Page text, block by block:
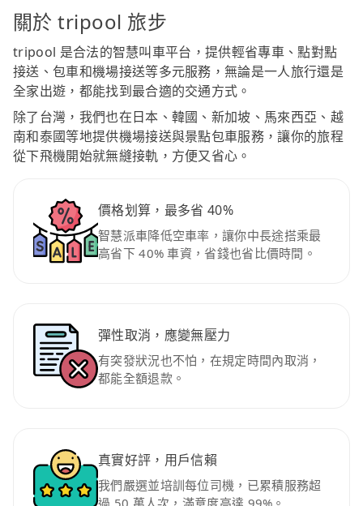
關於 tripool 旅步
tripool 是合法的智慧叫車平台，提供輕省專車、點對點
接送、包車和機場接送等多元服務，無論是一人旅行還是
全家出遊，都能找到最合適的交通方式。
除了台灣，我們也在日本、韓國、新加坡、馬來西亞、越
南和泰國等地提供機場接送與景點包車服務，讓你的旅程
從下飛機開始就無縫接軌，方便又省心。
價格划算，最多省 40%
智慧派車降低空車率，讓你中長途搭乘最
高省下 40% 車資，省錢也省比價時間。
彈性取消，應變無壓力
有突發狀況也不怕，在規定時間內取消，
都能全額退款。
真實好評，用戶信賴
我們嚴選並培訓每位司機，已累積服務超